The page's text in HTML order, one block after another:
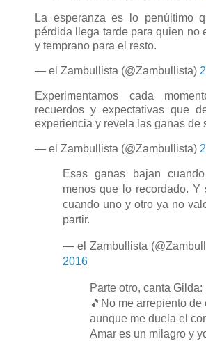
La esperanza es lo penúltimo
pérdida llega tarde para quien no
y temprano para el resto.
— el Zambullista (@Zambullista)
Experimentamos cada
recuerdos y expectativas que
experiencia y revela las ganas de
— el Zambullista (@Zambullista)
Esas ganas bajan
menos que lo recordado. Y
cuando uno y otro ya no
partir.
— el Zambullista
2016
Parte otro, canta Gilda:
🎵No me arrepiento de
aunque me duela el
Amar es un milagro y